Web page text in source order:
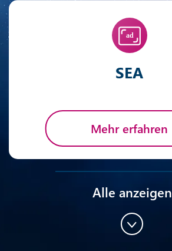
SEA
Mehr erfahren
Alle anzeigen